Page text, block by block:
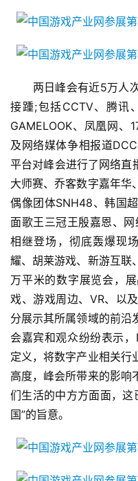
休
2
0
2
5
第
十
三
届
金
茶
奖
7
月
3
0
两日峰会有近5万人次
接踵;包括CCTV、腾讯
GAMELOOK、凤凰网、
及网络媒体争相报道
平台对峰会进行了网络直
大师赛、乔客数字嘉年华
偶像团体SNH48、韩国
面歌王三冠王殷嘉恩、
相继登场，彻底轰爆现
耀、胡莱游戏、新游互联
万平米的数字展览会，
戏、游戏周边、VR、以
分展示其所属领域的前沿
会嘉宾和观众纷纷表示
定义，将数字产业相关行
高度，峰会所带来的影响
们生活的中方方面面，这
国”的旨意。